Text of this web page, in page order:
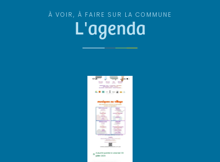
À VOIR, À FAIRE SUR LA COMMUNE
L'agenda